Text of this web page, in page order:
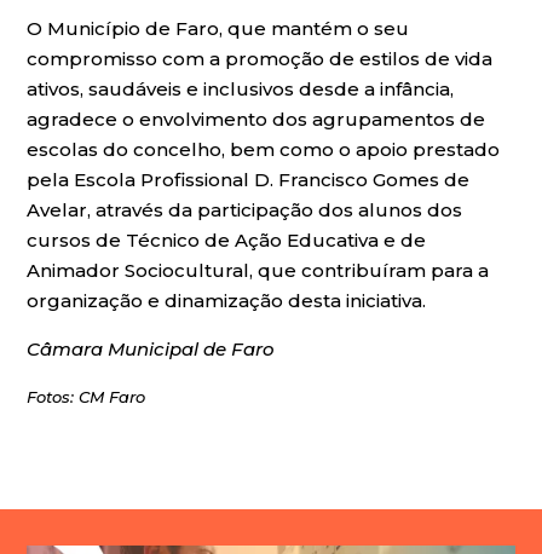
O Município de Faro, que mantém o seu
compromisso com a promoção de estilos de vida
ativos, saudáveis e inclusivos desde a infância,
agradece o envolvimento dos agrupamentos de
escolas do concelho, bem como o apoio prestado
pela Escola Profissional D. Francisco Gomes de
Avelar, através da participação dos alunos dos
cursos de Técnico de Ação Educativa e de
Animador Sociocultural, que contribuíram para a
organização e dinamização desta iniciativa.
Câmara Municipal de Faro
Fotos: CM Faro